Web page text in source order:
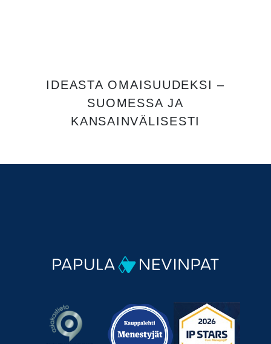
IDEASTA OMAISUUDEKSI –
SUOMESSA JA
KANSAINVÄLISESTI